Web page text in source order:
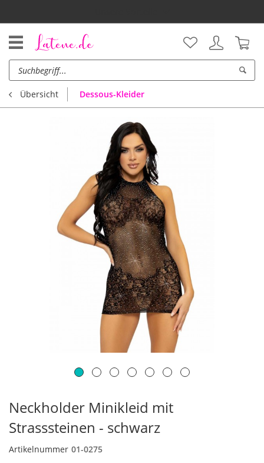
Übersicht Dessous-Kleider
Neckholder Minikleid mit
Strasssteinen - schwarz
Artikelnummer 01-0275